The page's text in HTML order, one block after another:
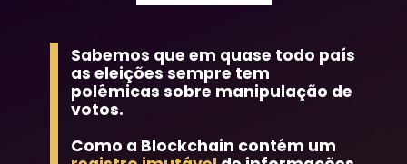
Sabemos que em quase todo país
as eleições sempre tem
polêmicas sobre manipulação de
votos.